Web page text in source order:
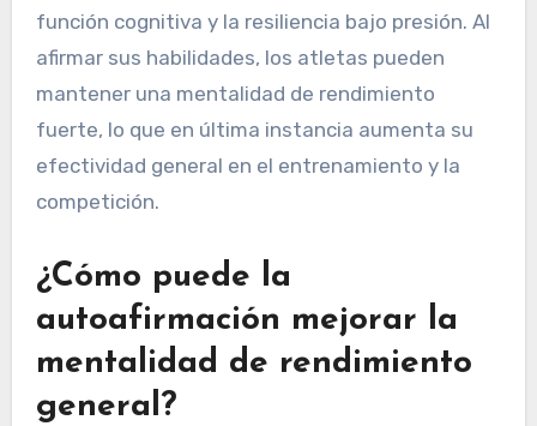
función cognitiva y la resiliencia bajo presión. Al
afirmar sus habilidades, los atletas pueden
mantener una mentalidad de rendimiento
fuerte, lo que en última instancia aumenta su
efectividad general en el entrenamiento y la
competición.
¿Cómo puede la
autoafirmación mejorar la
mentalidad de rendimiento
general?